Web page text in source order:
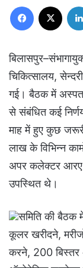
Facebook
चिकित्सालय,
गई। बैठक में
से संबंधित कई
माह में हुए कुछ
लाख के विभिन्न
अपर कलेक्टर आरए
उपस्थित थे।
समिति की बैठक
कूलर खरीदने,
करने, 200 बिस्तर